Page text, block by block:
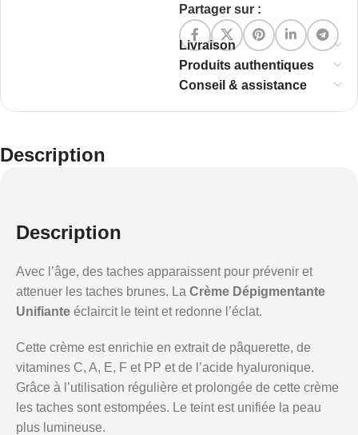
Partager sur :
Livraison
Produits authentiques
Conseil & assistance
Description
Description
Avec l’âge, des taches apparaissent pour prévenir et
attenuer les taches brunes. La Crème Dépigmentante
Unifiante éclaircit le teint et redonne l’éclat.
Cette crème est enrichie en extrait de pâquerette, de
vitamines C, A, E, F et PP et de l’acide hyaluronique.
Grâce à l’utilisation régulière et prolongée de cette crème
les taches sont estompées. Le teint est unifiée la peau
plus lumineuse.